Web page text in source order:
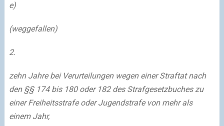
e)
(weggefallen)
2.
zehn Jahre bei Verurteilungen wegen einer Straftat nach
den §§ 174 bis 180 oder 182 des Strafgesetzbuches zu
einer Freiheitsstrafe oder Jugendstrafe von mehr als
einem Jahr,